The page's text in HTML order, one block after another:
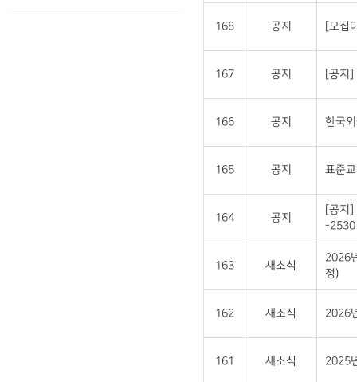
168 공지 [모집
167 공지 [공지]
166 공지 한국
165 공지 표준
164 공지
[공지]
-2530
163 새소식
2026
정)
162 새소식 2026
161 새소식 2025